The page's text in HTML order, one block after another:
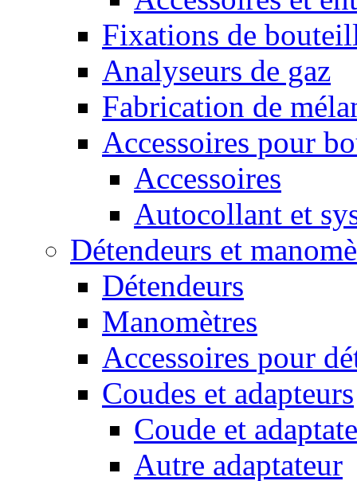
Fixations de
Analyseurs de gaz
Fabrication de
Accessoires pour
Accessoires
Autocollant et
Détendeurs et
Détendeurs
Manomètres
Accessoires pour
Coudes et adapteurs
Coude et
Autre adaptateur